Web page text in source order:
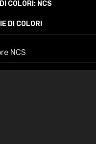
COLORI: NCS
DI COLORI